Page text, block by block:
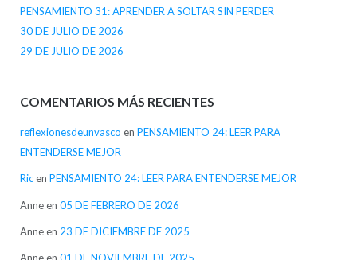
PENSAMIENTO 31: APRENDER A SOLTAR SIN PERDER
30 DE JULIO DE 2026
29 DE JULIO DE 2026
COMENTARIOS MÁS RECIENTES
reflexionesdeunvasco en PENSAMIENTO 24: LEER PARA
ENTENDERSE MEJOR
Ricen PENSAMIENTO 24: LEER PARA ENTENDERSE MEJOR
Anneen 05 DE FEBRERO DE 2026
Anneen 23 DE DICIEMBRE DE 2025